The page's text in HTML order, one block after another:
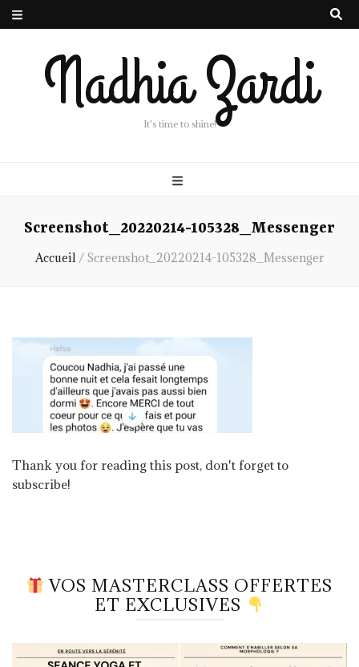
Nadhia Zardi
It's time to shine!
Screenshot_20220214-105328_Messenger
Accueil / Screenshot_20220214-105328_Messenger
Thank you for reading this post, don't forget to
subscribe!
VOS MASTERCLASS OFFERTES
ET EXCLUSIVES